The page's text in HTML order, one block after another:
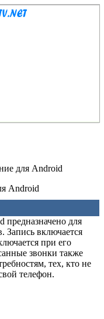
для Android
Android
предназначено для
Запись включается
при его
звонки также
тех, кто не
телефон.